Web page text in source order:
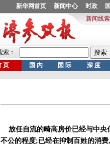
放任自流的畸高房价已经与中
不公的程度;已经在抑制百姓的消